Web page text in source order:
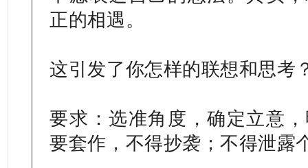
正的相遇。
这引发了你怎样的联想和思考
要求：选准角度，确定立意
要套作，不得抄袭；不得泄露